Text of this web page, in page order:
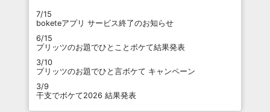
7/15
boketeアプリ サービス終了のお知らせ
6/15
プリッツのお題でひとことボケて結果発表
3/10
プリッツのお題でひと言ボケて キャンペーン
3/9
干支でボケて2026 結果発表